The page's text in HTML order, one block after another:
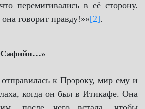
перемигивались в её сторону.
говорит правду!»»[2].
Сафийя…»
к Пророку, мир ему и
когда он был в Итикафе. Она
после чего встала, чтобы